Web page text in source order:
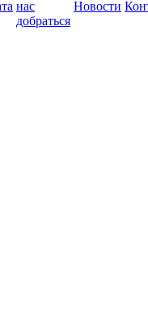
нас
добраться
Новости